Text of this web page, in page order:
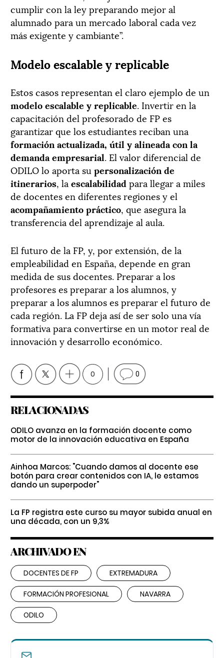
cumplir con la ley preparando mejor al
alumnado para un mercado laboral cada vez
más exigente y cambiante”.
Modelo escalable y replicable
Estos casos representan el claro ejemplo de un
modelo escalable y replicable. Invertir en la
capacitación del profesorado de FP es
garantizar que los estudiantes reciban una
formación actualizada, útil y alineada con la
demanda empresarial. El valor diferencial de
ODILO lo aporta su personalización de
itinerarios, la escalabilidad para llegar a miles
de docentes en diferentes regiones y el
acompañamiento práctico, que asegura la
transferencia del aprendizaje al aula.
El futuro de la FP, y, por extensión, de la
empleabilidad en España, depende en gran
medida de sus docentes. Preparar a los
profesores es preparar a los alumnos, y
preparar a los alumnos es preparar el futuro de
cada región. La FP deja así de ser solo una vía
formativa para convertirse en un motor real de
innovación y desarrollo económico.
0 0
RELACIONADAS
ODILO avanza en la formación docente como
motor de la innovación educativa en España
Ainhoa Marcos: "Cuando damos al docente ese
botón para crear contenidos con IA, le estamos
dando un superpoder"
La FP registra este curso su mayor subida anual en
una década, con un 9,3%
ARCHIVADO EN
DOCENTES DE FP EXTREMADURA
FORMACIÓN PROFESIONAL NAVARRA
ODILO